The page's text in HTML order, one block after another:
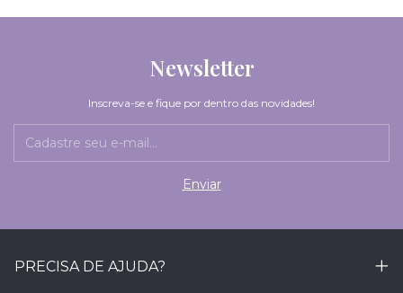
Newsletter
Inscreva-se e fique por dentro das novidades!
PRECISA DE AJUDA?